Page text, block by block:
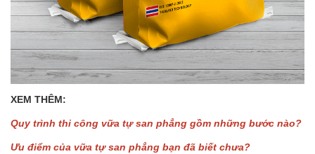
XEM THÊM:
Quy trình thi công vữa tự san phẳng gồm những bước nào?
Ưu điểm của vữa tự san phẳng bạn đã biết chưa?